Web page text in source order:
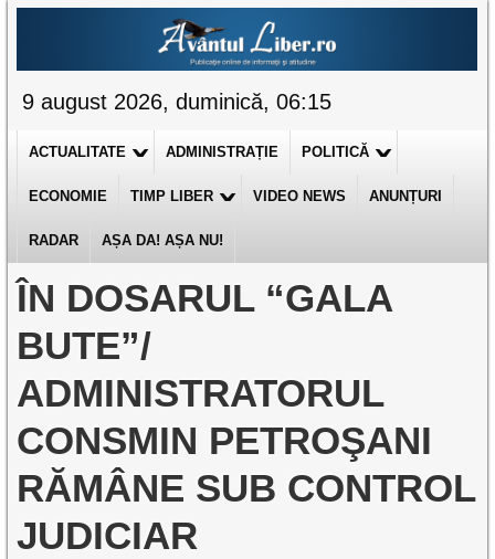
9 august 2026, duminică, 06:15
ACTUALITATE ADMINISTRAȚIE POLITICĂ
ECONOMIE TIMP LIBER VIDEO NEWS ANUNȚURI
RADAR AȘA DA! AȘA NU!
ÎN DOSARUL “GALA
BUTE”/
ADMINISTRATORUL
CONSMIN PETROŞANI
RĂMÂNE SUB CONTROL
JUDICIAR